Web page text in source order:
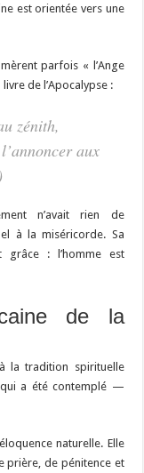
est orientée vers une
parfois « l’Ange
de l’Apocalypse :
zénith,
aux
n’avait rien de
à la miséricorde. Sa
grâce : l’homme est
de la
la tradition spirituelle
a été contemplé —
naturelle. Elle
prière, de pénitence et